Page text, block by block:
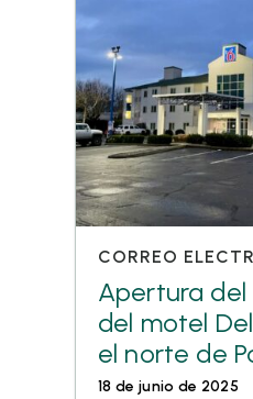
CORREO
Apertura del
del motel
el norte de
18 de junio de 2025